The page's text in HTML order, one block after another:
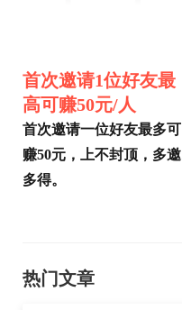
首次邀请1位好友最
高可赚50元/人
首次邀请一位好友最多可
赚50元，上不封顶，多邀
多得。
热门文章